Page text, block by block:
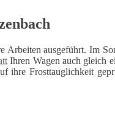
Arbeiten ausgeführt.
Ihren Wagen auch gleich
ihre Frosttauglichkeit